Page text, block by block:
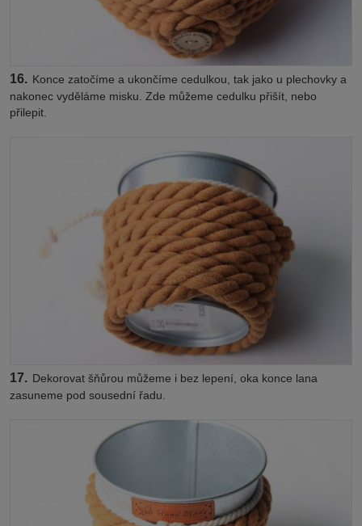
16. Konce zatočíme a ukončíme cedulkou, tak jako u plechovky a
nakonec vyděláme misku. Zde můžeme cedulku přišít, nebo
přilepit.
17. Dekorovat šňůrou můžeme i bez lepení, oka konce lana
zasuneme pod sousední řadu.